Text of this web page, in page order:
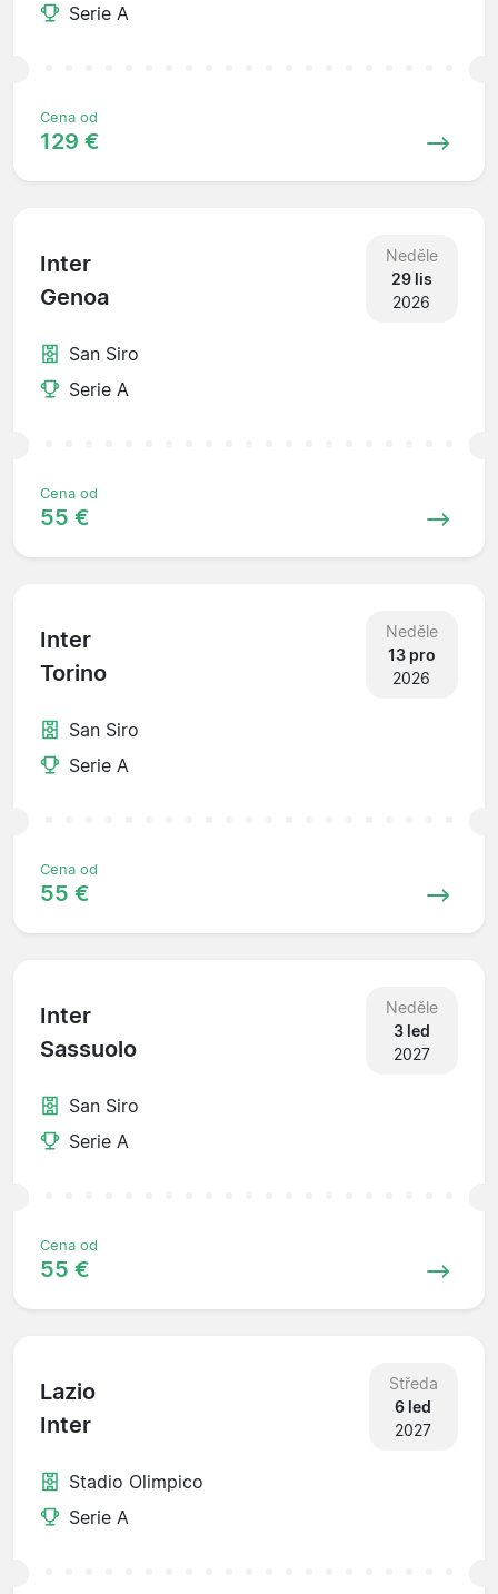
Serie A
Cena od
129 €
Inter
Genoa
Neděle
29 lis
2026
San Siro
Serie A
Cena od
55 €
Inter
Torino
Neděle
13 pro
2026
San Siro
Serie A
Cena od
55 €
Inter
Sassuolo
Neděle
3 led
2027
San Siro
Serie A
Cena od
55 €
Lazio
Inter
Středa
6 led
2027
Stadio Olimpico
Serie A